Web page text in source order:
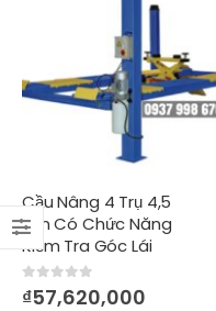
Cầu Nâng 4 Trụ 4,5
Tấn Có Chức Năng
Kiểm Tra Góc Lái
0out of 5
₫57,620,000